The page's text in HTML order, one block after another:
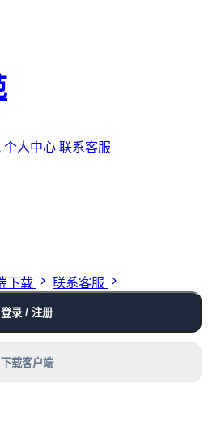
个人中心 联系客服
下载 联系客服
登录 / 注册
下载客户端